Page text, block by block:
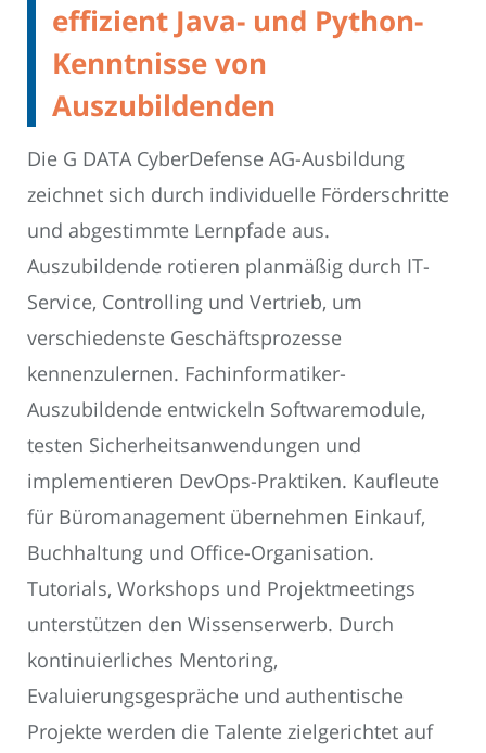
effizient Java- und Python-
Kenntnisse von
Auszubildenden
Die G DATA CyberDefense AG-Ausbildung
zeichnet sich durch individuelle Förderschritte
und abgestimmte Lernpfade aus.
Auszubildende rotieren planmäßig durch IT-
Service, Controlling und Vertrieb, um
verschiedenste Geschäftsprozesse
kennenzulernen. Fachinformatiker-
Auszubildende entwickeln Softwaremodule,
testen Sicherheitsanwendungen und
implementieren DevOps-Praktiken. Kaufleute
für Büromanagement übernehmen Einkauf,
Buchhaltung und Office-Organisation.
Tutorials, Workshops und Projektmeetings
unterstützen den Wissenserwerb. Durch
kontinuierliches Mentoring,
Evaluierungsgespräche und authentische
Projekte werden die Talente zielgerichtet auf